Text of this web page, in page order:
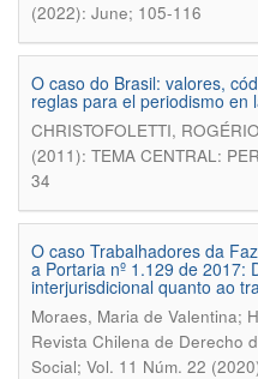
(2022): June; 105-116
O caso do Brasil: valores,
reglas para el periodismo en
CHRISTOFOLETTI, ROGÉRIO
(2011): TEMA CENTRAL:
34
O caso Trabalhadores da
a Portaria nº 1.129 de 2017:
interjurisdicional quanto ao
Moraes, Maria de Valentina;
Revista Chilena de Derecho
Social; Vol. 11 Núm. 22